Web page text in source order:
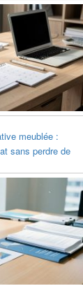
meublée :
sans perdre de